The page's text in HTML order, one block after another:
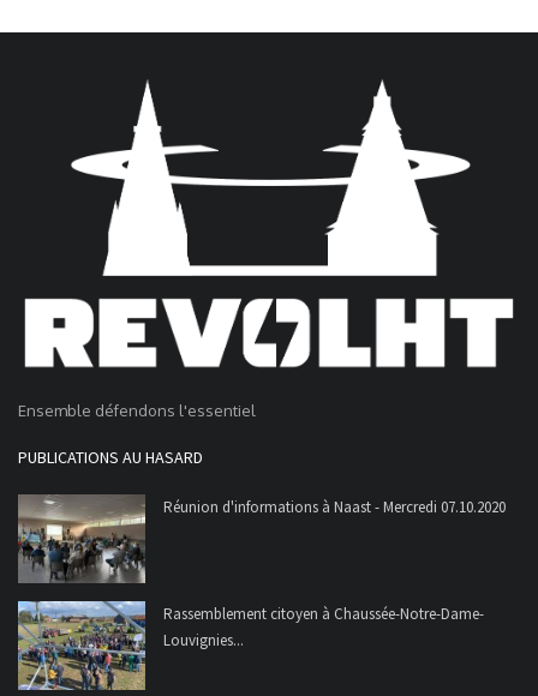
Ensemble défendons l'essentiel
PUBLICATIONS AU HASARD
Réunion d'informations à Naast - Mercredi 07.10.2020
Rassemblement citoyen à Chaussée-Notre-Dame-
Louvignies...